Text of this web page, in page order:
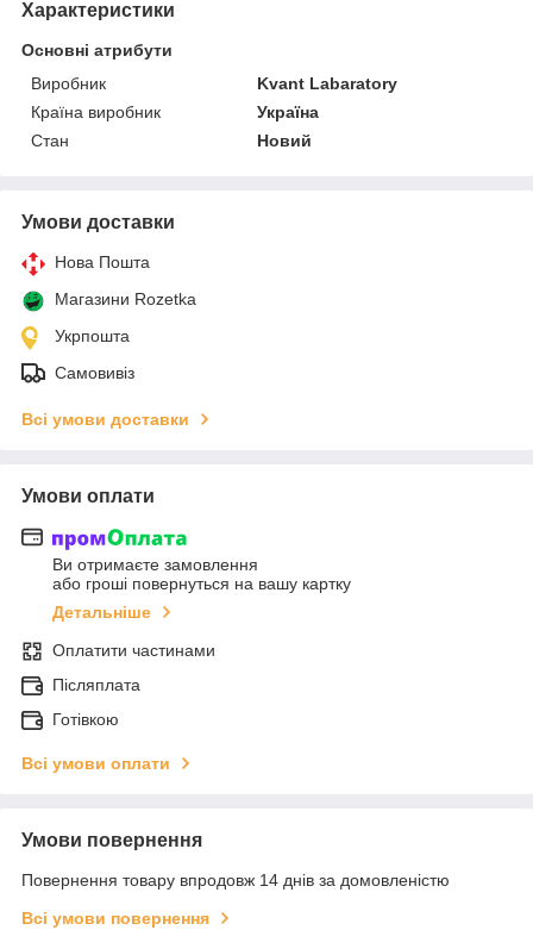
Характеристики
Основні атрибути
Виробник
Kvant Labaratory
Країна виробник
Україна
Стан
Новий
Умови доставки
Нова Пошта
Магазини Rozetka
Укрпошта
Самовивіз
Всі умови доставки
Умови оплати
Ви отримаєте замовлення
або гроші повернуться на вашу картку
Детальніше
Оплатити частинами
Післяплата
Готівкою
Всі умови оплати
Умови повернення
Повернення товару впродовж 14 днів за домовленістю
Всі умови повернення